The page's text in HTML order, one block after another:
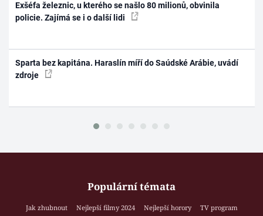
Exšéfa železnic, u kterého se našlo 80 milionů, obvinila
policie. Zajímá se i o další lidi
Sparta bez kapitána. Haraslín míří do Saúdské Arábie, uvádí
zdroje
Populární témata
Jak zhubnout Nejlepší filmy 2024 Nejlepší horory
TV program